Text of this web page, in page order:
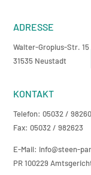
ADRESSE
Walter-Gropius-Str. 15
31535 Neustadt
KONTAKT
Telefon: 05032 / 98260
Fax: 05032 / 982623
E-Mail: info@steen-
PR 100229